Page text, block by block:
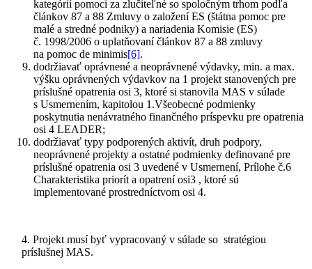
kategórií pomoci za zlučiteľné so spoločným trhom podľa
článkov 87 a 88 Zmluvy o založení ES (štátna pomoc pre
malé a stredné podniky) a nariadenia Komisie (ES)
č. 1998/2006 o uplatňovaní článkov 87 a 88 zmluvy
na pomoc de minimis[6].
dodržiavať oprávnené a neoprávnené výdavky, min. a max.
výšku oprávnených výdavkov na 1 projekt stanovených pre
príslušné opatrenia osi 3, ktoré si stanovila MAS v súlade
s Usmernením, kapitolou 1.Všeobecné podmienky
poskytnutia nenávratného finančného príspevku pre opatrenia
osi 4 LEADER;
dodržiavať typy podporených aktivít, druh podpory,
neoprávnené projekty a ostatné podmienky definované pre
príslušné opatrenia osi 3 uvedené v Usmernení, Prílohe č.6
Charakteristika priorít a opatrení osi3 , ktoré sú
implementované prostredníctvom osi 4.
4. Projekt musí byť vypracovaný v súlade so stratégiou
príslušnej MAS.